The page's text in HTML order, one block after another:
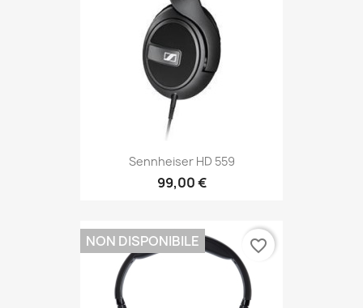
Sennheiser HD 559
99,00 €
NON DISPONIBILE favorite_border